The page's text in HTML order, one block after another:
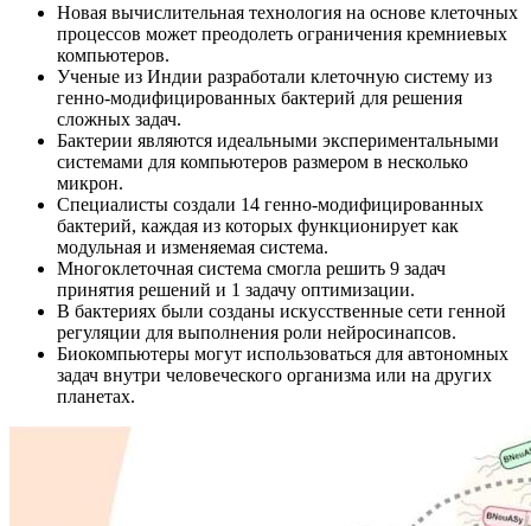
Новая вычислительная технология на основе клеточных
процессов может преодолеть ограничения кремниевых
компьютеров.
Ученые из Индии разработали клеточную систему из
генно-модифицированных бактерий для решения
сложных задач.
Бактерии являются идеальными экспериментальными
системами для компьютеров размером в несколько
микрон.
Специалисты создали 14 генно-модифицированных
бактерий, каждая из которых функционирует как
модульная и изменяемая система.
Многоклеточная система смогла решить 9 задач
принятия решений и 1 задачу оптимизации.
В бактериях были созданы искусственные сети генной
регуляции для выполнения роли нейросинапсов.
Биокомпьютеры могут использоваться для автономных
задач внутри человеческого организма или на других
планетах.